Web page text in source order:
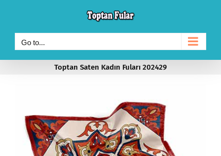
content
Go to...
Toptan Saten Kadın Fuları 202429